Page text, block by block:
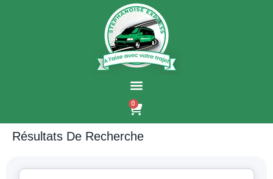
0
Résultats De Recherche